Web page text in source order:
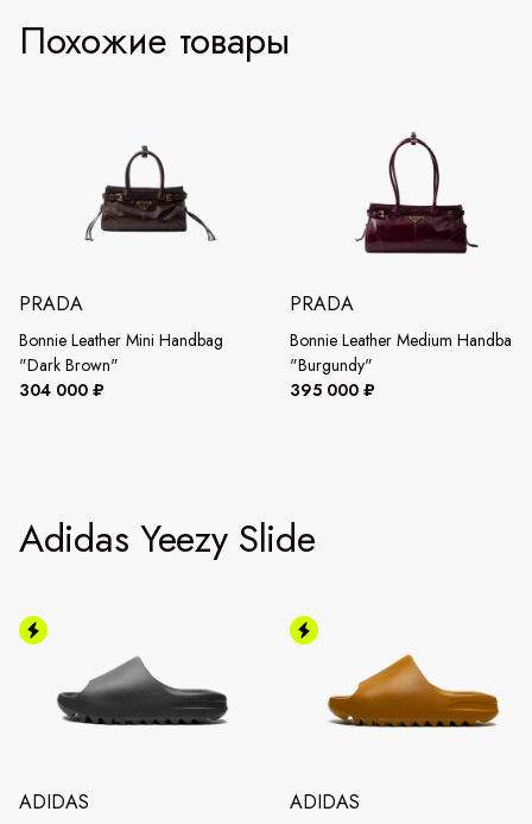
Похожие товары
PRADA
Bonnie Leather Mini Handbag
"Dark Brown"
304 000 ₽
PRADA
Bonnie Leather Medium Handbag
"Burgundy"
395 000 ₽
Adidas Yeezy Slide
ADIDAS ADIDAS